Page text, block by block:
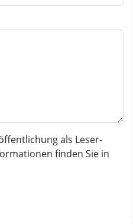
als Leser-
finden Sie in